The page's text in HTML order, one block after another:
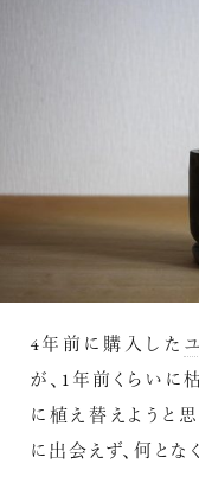
4年前に購入した
が、1年前くらいに
に植え替えようと
に出会えず、何とな